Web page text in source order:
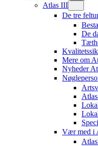
Atlas III
De tre
De
Mere om
Nyheder
Vær med i